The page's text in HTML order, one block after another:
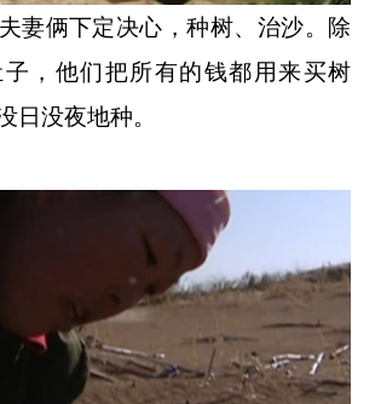
俩下定决心，种树、治沙。除
，他们把所有的钱都用来买树
日没夜地种。